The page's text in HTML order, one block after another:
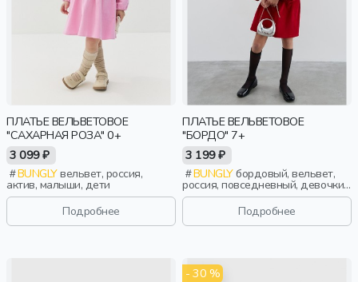
ПЛАТЬЕ ВЕЛЬВЕТОВОЕ
"САХАРНАЯ РОЗА" 0+
3 099 ₽
BUNGLYвельвет, россия,
актив, малыши, дети
Подробнее
ПЛАТЬЕ ВЕЛЬВЕТОВОЕ
"БОРДО" 7+
3 199 ₽
BUNGLYбордовый, вельвет,
россия, повседневный, девочки,
школьники, подростки, дети
Подробнее
- 30 %